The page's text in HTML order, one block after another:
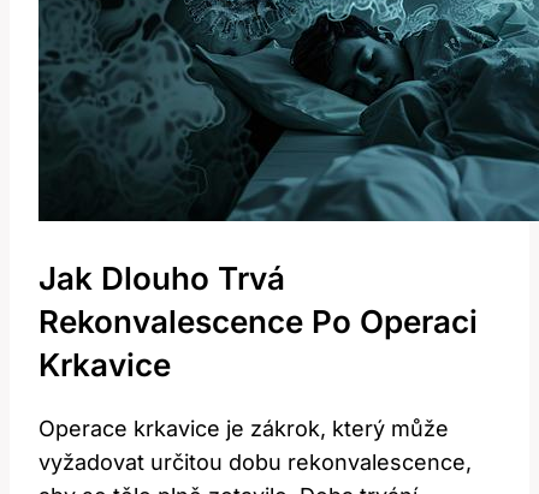
Jak Dlouho Trvá
Rekonvalescence Po Operaci
Krkavice
Operace krkavice je zákrok, který může
vyžadovat určitou dobu rekonvalescence,